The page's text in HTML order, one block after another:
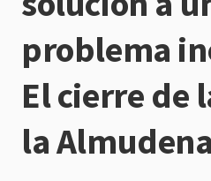
problema
El cierre de
la Almudena